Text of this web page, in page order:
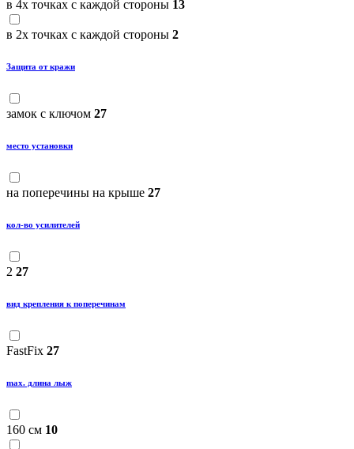
в 4х точках с каждой стороны 13
в 2х точках с каждой стороны 2
Защита от кражи
замок с ключом 27
место установки
на поперечины на крыше 27
кол-во усилителей
2 27
вид крепления к поперечинам
FastFix 27
max. длина лыж
160 см 10